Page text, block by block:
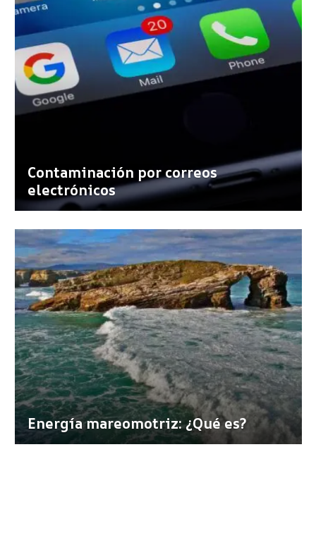
Contaminación por correos
electrónicos
Energía mareomotriz: ¿Qué es?